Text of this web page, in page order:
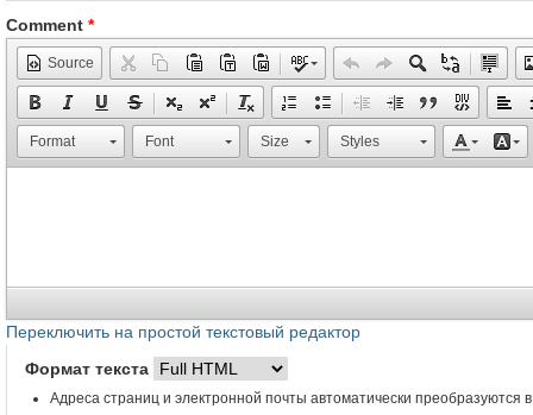
Comment *
Source
Format Font Size Styles
Переключить на простой текстовый редактор
Формат текста
Адреса страниц и электронной почты автоматически преобразуются